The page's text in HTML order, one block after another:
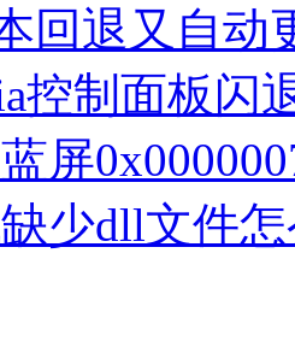
回退又自动
控制面板闪
屏
少dll文件